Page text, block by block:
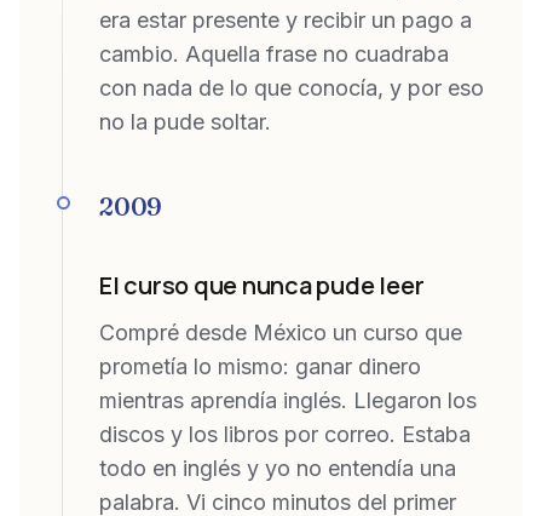
era estar presente y recibir un pago a
cambio. Aquella frase no cuadraba
con nada de lo que conocía, y por eso
no la pude soltar.
2009
El curso que nunca pude leer
Compré desde México un curso que
prometía lo mismo: ganar dinero
mientras aprendía inglés. Llegaron los
discos y los libros por correo. Estaba
todo en inglés y yo no entendía una
palabra. Vi cinco minutos del primer